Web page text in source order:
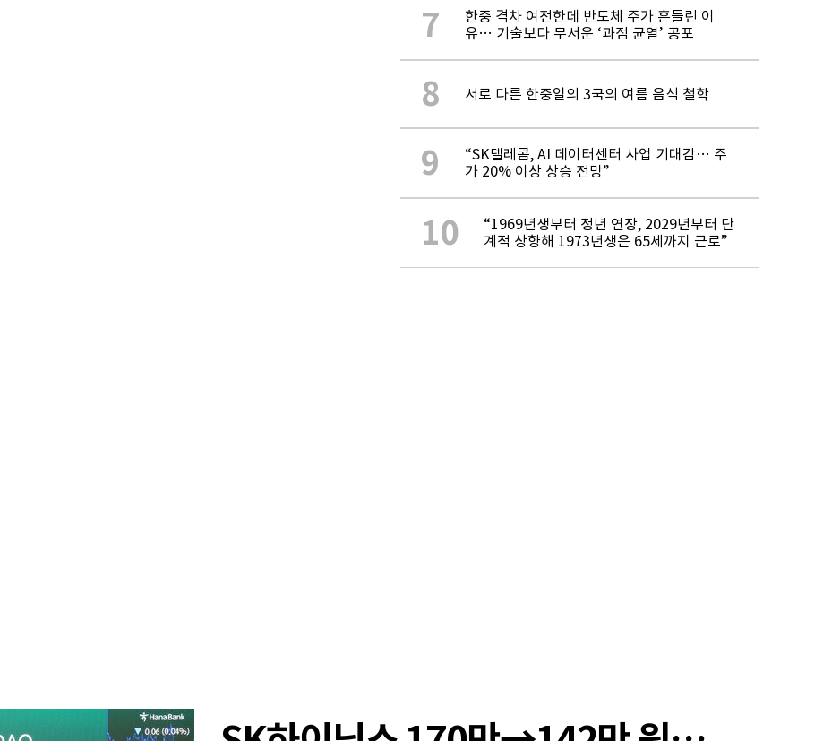
7
한중 격차 여전한데 반도체 주가 흔들린 이
유… 기술보다 무서운 ‘과점 균열’ 공포
8 서로 다른 한중일의 3국의 여름 음식 철학
9
“SK텔레콤, AI 데이터센터 사업 기대감… 주
가 20% 이상 상승 전망”
10
“1969년생부터 정년 연장, 2029년부터 단
계적 상향해 1973년생은 65세까지 근로”